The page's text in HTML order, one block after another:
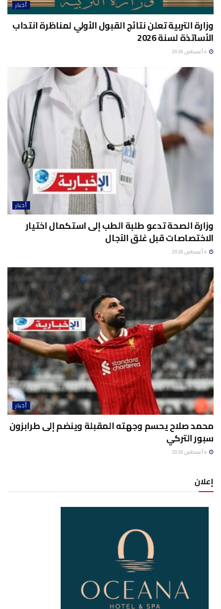
أخبار
وزارة التربية تعلن نتائج القبول الأولي لمناظرة انتداب
الأساتذة لسنة 2026
أخبار
وزارة الصحة تدعو طلبة الطب إلى استكمال اختيار
الاختصاصات قبل غلق الآجال
أخبار
محمد صلاح يحسم وجهته المقبلة وينضم إلى طرابزون
سبور التركي
إعلان